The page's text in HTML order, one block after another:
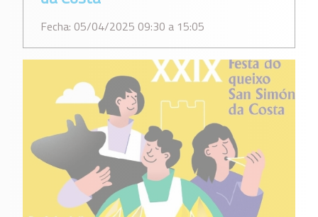
Fecha: 05/04/2025 09:30 a 15:05